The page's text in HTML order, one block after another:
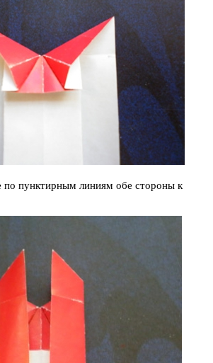
пунктирным линиям обе стороны к